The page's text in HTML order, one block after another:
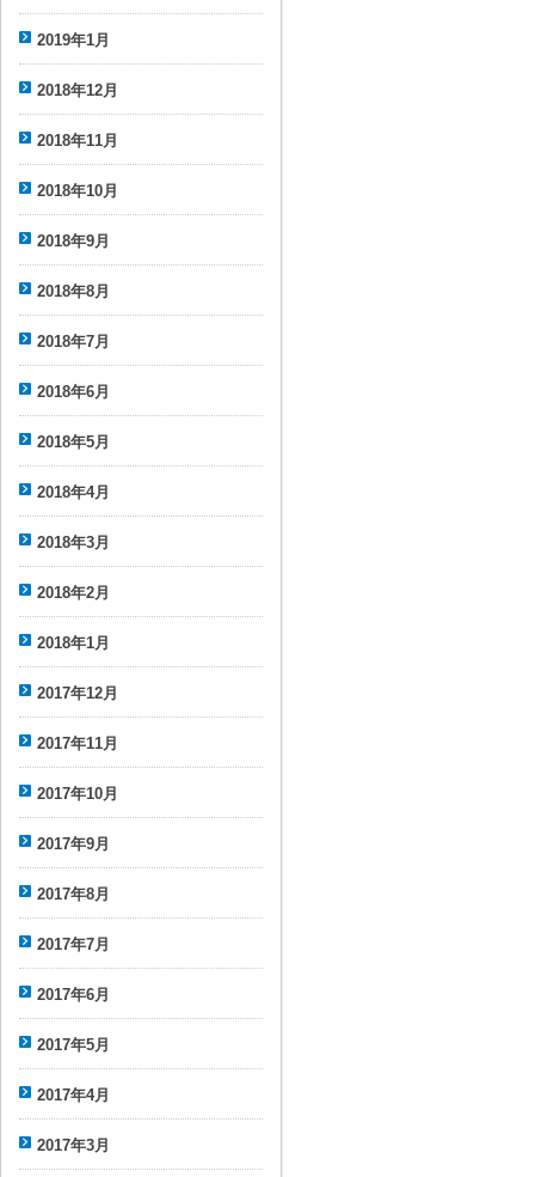
2019年1月
2018年12月
2018年11月
2018年10月
2018年9月
2018年8月
2018年7月
2018年6月
2018年5月
2018年4月
2018年3月
2018年2月
2018年1月
2017年12月
2017年11月
2017年10月
2017年9月
2017年8月
2017年7月
2017年6月
2017年5月
2017年4月
2017年3月